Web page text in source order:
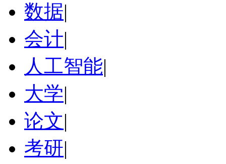
数据|
会计|
人工智能|
大学|
论文|
考研|